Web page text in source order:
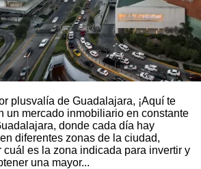
plusvalía de Guadalajara, ¡Aquí te
un mercado inmobiliario en constante
donde cada día hay
diferentes zonas de la ciudad,
es la zona indicada para invertir y
una mayor...